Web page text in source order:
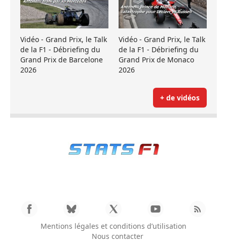
Vidéo - Grand Prix, le Talk
de la F1 - Débriefing du
Grand Prix de Barcelone
2026
Vidéo - Grand Prix, le Talk
de la F1 - Débriefing du
Grand Prix de Monaco
2026
+ de vidéos
Mentions légales et conditions d’utilisation
Nous contacter